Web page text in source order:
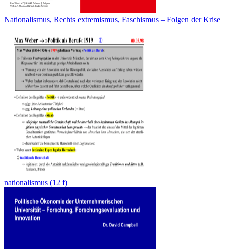
Nationalismus, Rechts extremismus, Faschismus – Folgen der Krise
nationalismus (12 f)